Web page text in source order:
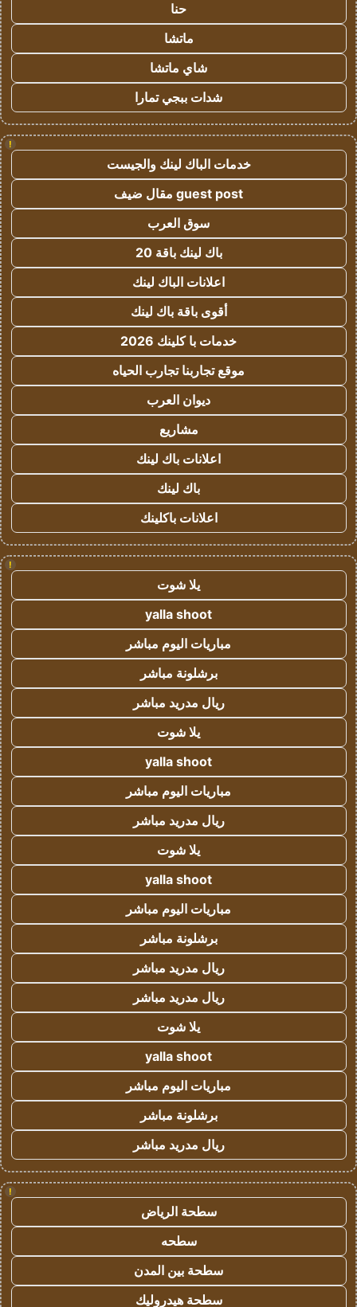
حنا
ماتشا
شاي ماتشا
شدات ببجي تمارا
!
خدمات الباك لينك والجيست
guest post مقال ضيف
سوق العرب
باك لينك باقة 20
اعلانات الباك لينك
أقوى باقة باك لينك
خدمات با كلينك 2026
موقع تجاربنا تجارب الحياه
ديوان العرب
مشاريع
اعلانات باك لينك
باك لينك
اعلانات باكلينك
!
يلا شوت
yalla shoot
مباريات اليوم مباشر
برشلونة مباشر
ريال مدريد مباشر
يلا شوت
yalla shoot
مباريات اليوم مباشر
ريال مدريد مباشر
يلا شوت
yalla shoot
مباريات اليوم مباشر
برشلونة مباشر
ريال مدريد مباشر
ريال مدريد مباشر
يلا شوت
yalla shoot
مباريات اليوم مباشر
برشلونة مباشر
ريال مدريد مباشر
!
سطحة الرياض
سطحه
سطحة بين المدن
سطحة هيدروليك